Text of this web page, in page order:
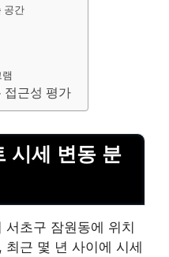
공간
접근성 평가
시세 변동 분
초구 잠원동에 위치
근 몇 년 사이에 시세